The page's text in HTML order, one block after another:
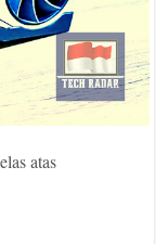
atas